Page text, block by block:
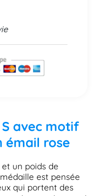
avec motif
émail rose
un poids de
est pensée
qui portent des